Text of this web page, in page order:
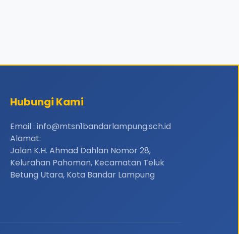
Hubungi Kami
Email : info@mtsn1bandarlampung.sch.id
Alamat:
Jalan K.H. Ahmad Dahlan Nomor 28,
Kelurahan Pahoman, Kecamatan Teluk
Betung Utara, Kota Bandar Lampung